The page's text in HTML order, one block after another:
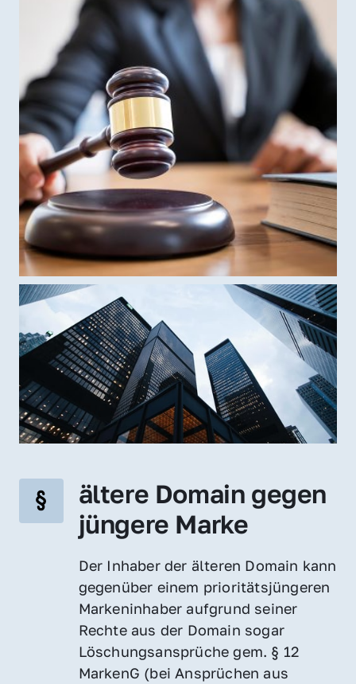
ältere Domain gegen
jüngere Marke
Der Inhaber der älteren Domain kann
gegenüber einem prioritätsjüngeren
Markeninhaber aufgrund seiner
Rechte aus der Domain sogar
Löschungsansprüche gem. § 12
MarkenG (bei Ansprüchen aus